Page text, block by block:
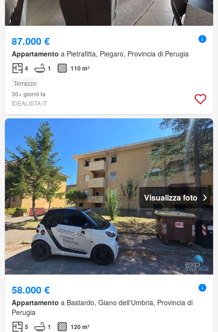
87.000 €
Appartamento a Pietrafitta, Piegaro, Provincia di Perugia
4 1 110 m²
Terrazzo
30+ giorni fa
IDEALISTA.IT
Visualizza foto
58.000 €
Appartamento a Bastardo, Giano dell'Umbria, Provincia di
Perugia
5 1 120 m²